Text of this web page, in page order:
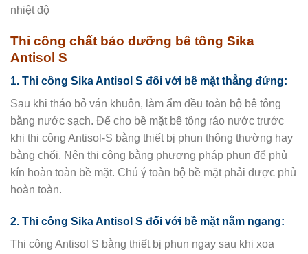
nhiệt độ
Thi công chất bảo dưỡng bê tông Sika
Antisol S
1. Thi công Sika Antisol S đối với bề mặt thẳng đứng:
Sau khi tháo bỏ ván khuôn, làm ẩm đều toàn bộ bê tông
bằng nước sạch. Để cho bề mặt bê tông ráo nước trước
khi thi công Antisol-S bằng thiết bị phun thông thường hay
bằng chổi. Nên thi công bằng phương pháp phun để phủ
kín hoàn toàn bề mặt. Chú ý toàn bộ bề mặt phải được phủ
hoàn toàn.
2. Thi công Sika Antisol S đối với bề mặt nằm ngang:
Thi công Antisol S bằng thiết bị phun ngay sau khi xoa